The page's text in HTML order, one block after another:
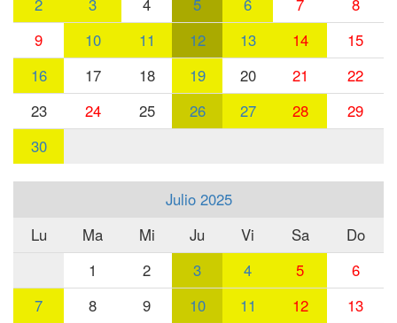
2 3 4 5 6 7
8
9
10 11 12 13 14
15
16
17 18 19 20 21
22
23
24 25 26 27 28
29
30
Julio 2025
Lu
Ma Mi Ju Vi Sa
Do
1
2 3 4 5
6
7
8 9 10 11 12
13